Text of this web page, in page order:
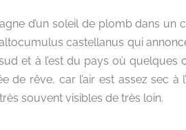
d’un soleil de plomb dans un
castellanus qui
et à l’est du pays où quelques
de rêve, car l’air est assez sec à
souvent visibles de très loin.